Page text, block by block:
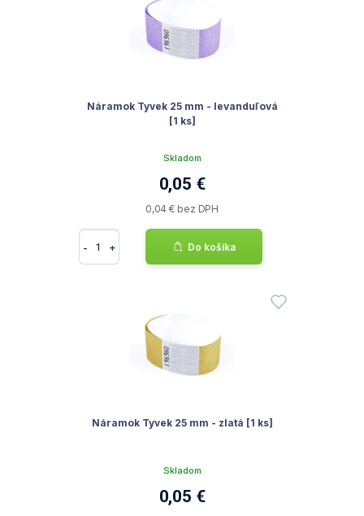
Náramok Tyvek 25 mm - levanduľová
[1 ks]
Skladom
0,05 €
0,04 € bez DPH
- + Do košíka
Náramok Tyvek 25 mm - zlatá [1 ks]
Skladom
0,05 €